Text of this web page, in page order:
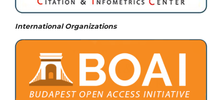
International Organizations